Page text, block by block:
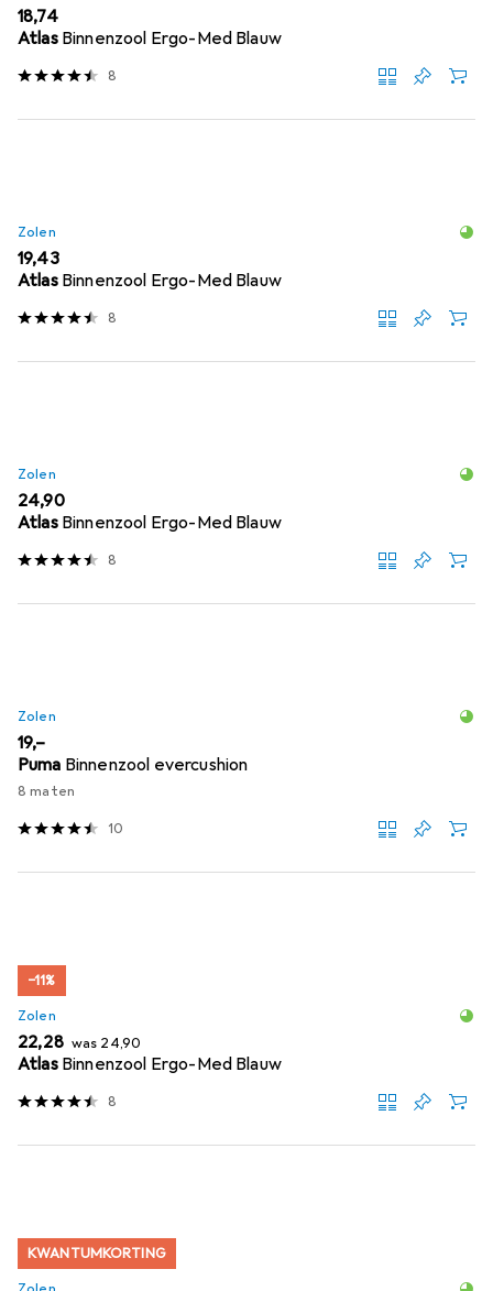
EUR
18,74
Atlas Binnenzool Ergo-Med Blauw
8
Zolen
EUR
19,43
Atlas Binnenzool Ergo-Med Blauw
8
Zolen
EUR
24,90
Atlas Binnenzool Ergo-Med Blauw
8
Zolen
EUR
19,–
Puma Binnenzool evercushion
8 maten
10
−11%
Zolen
EUR
22,28 was EUR
24,90
Atlas Binnenzool Ergo-Med Blauw
8
KWANTUMKORTING